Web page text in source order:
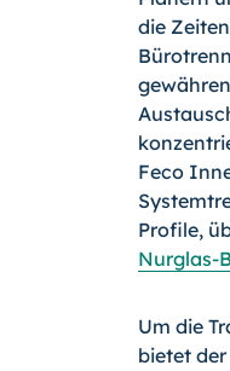
die
Feco
Profile,
Nurglas-
Um die
bietet